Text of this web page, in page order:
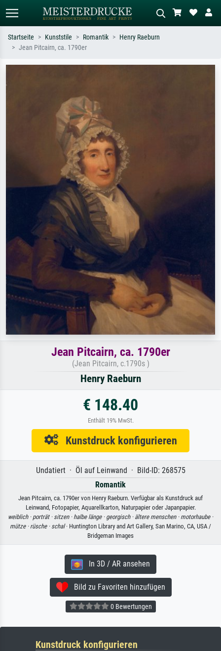
Hokusai, Akt.
Startseite Kunststile Romantik
Henry Raeburn
Jean Pitcairn, ca. 1790er
Jean Pitcairn, ca. 1790er
(Jean Pitcairn, c.1790s )
Henry Raeburn
€ 148.40
Enthält 19% MwSt.
Kunstdruck konfigurieren
Undatiert · Öl auf Leinwand · Bild-ID: 268575
Romantik
Jean Pitcairn, ca. 1790er von Henry Raeburn. Verfügbar als Kunstdruck auf
Leinwand, Fotopapier, Aquarellkarton, Naturpapier oder Japanpapier.
weiblich · porträt · sitzen · halbe länge · georgisch · ältere menschen · motorhaube ·
mütze · rüsche · schal· Huntington Library and Art Gallery, San Marino, CA, USA /
Bridgeman Images
In 3D / AR ansehen
Bild zu Favoriten hinzufügen
0 Bewertungen
Kunstdruck konfigurieren